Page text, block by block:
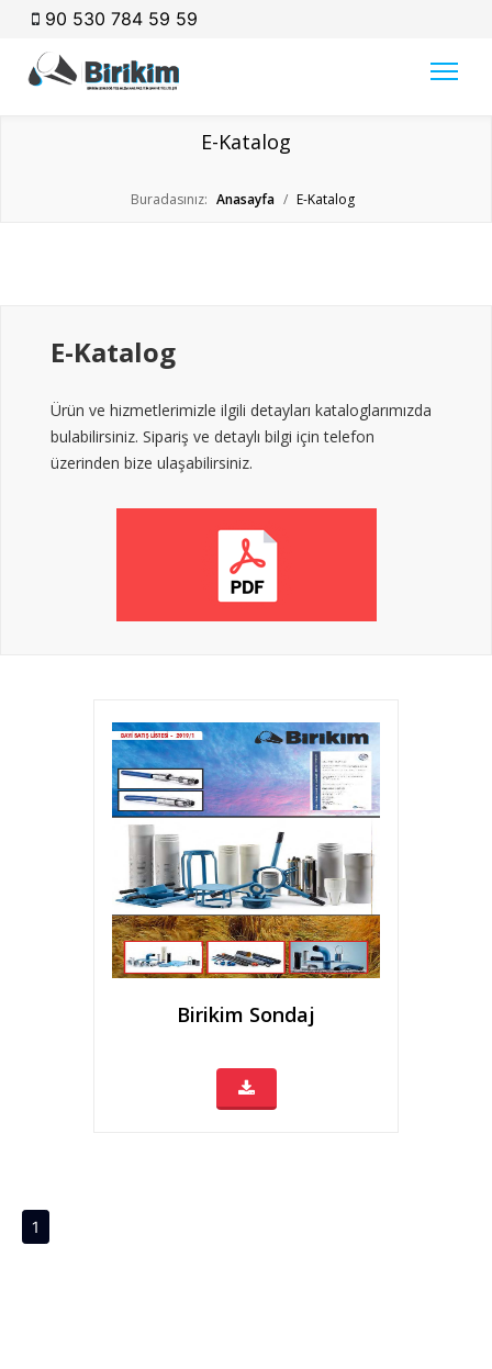
90 530 784 59 59
E-Katalog
Buradasınız: Anasayfa / E-Katalog
E-Katalog
Ürün ve hizmetlerimizle ilgili detayları kataloglarımızda
bulabilirsiniz. Sipariş ve detaylı bilgi için telefon
üzerinden bize ulaşabilirsiniz.
Birikim Sondaj
1